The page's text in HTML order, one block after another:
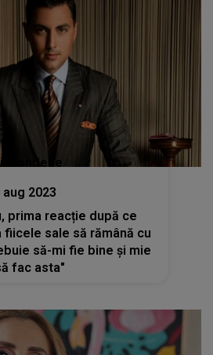
mondene
aug 2023
prima reacție după ce
sale să rămână cu
să-mi fie bine și mie
fac asta"